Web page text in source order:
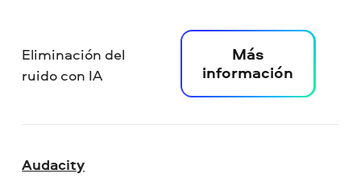
Eliminación del
ruido con IA
Más
información
Audacity